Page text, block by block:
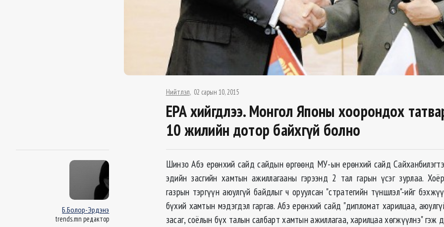
Нийтлэл 02 сарын 10, 2015
EPA хийгдлээ. Монгол Японы хоорондох
10 жилийн дотор байхгүй болно
Б.Болор-Эрдэнэ
trends.mn редактор
Шинзо Абэ ерөнхий сайд сайдын өргөөнд МУ-ын ерөнхий сайд
эдийн засгийн хамтын ажиллагааны гэрээнд 2 тал гарын үсэг зурлаа.
газрын тэргүүн аюулгүй байдлыг ч оруулсан "стратегийн түншлэл"-ийг
бүхий хамтын мэдэгдэл гаргав. Абэ ерөнхий сайд "дипломат харилцаа,
засаг, соёлын бүх талын салбарт хамтын ажиллагаа, харилцаа хөгжүүлнэ" гэж